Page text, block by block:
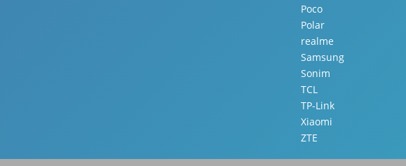
Poco
Polar
realme
Samsung
Sonim
TCL
TP-Link
Xiaomi
ZTE